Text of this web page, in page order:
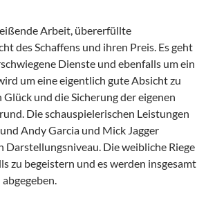
Arbeit, übererfüllte
des Schaffens und ihren Preis. Es geht
Dienste und ebenfalls um ein
um eine eigentlich gute Absicht zu
und die Sicherung der eigenen
Die schauspielerischen Leistungen
Andy Garcia und Mick Jagger
Darstellungsniveau. Die weibliche Riege
zu begeistern und es werden insgesamt